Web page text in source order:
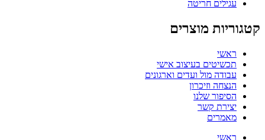
עגילים חריטה
קטגוריות מוצרים
ראשי
תכשיטים בעיצוב אישי
עבודה מול ועדים וארגונים
הנצחה וזיכרון
הסיפור שלנו
יצירת קשר
מאמרים
ראשי